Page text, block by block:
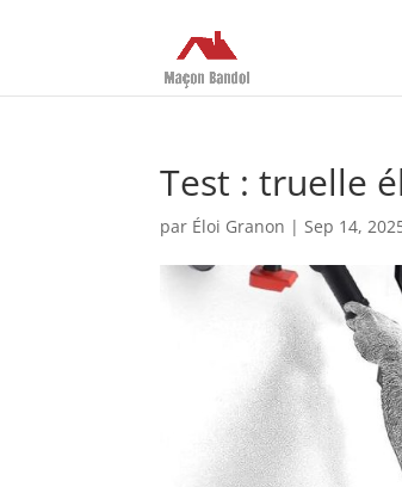
Test : truelle
par Éloi Granon |Sep 14,